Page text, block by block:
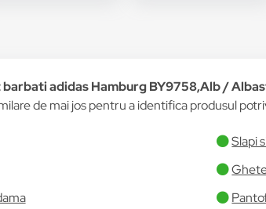
adidas Hamburg BY9758,Alb /
de mai jos pentru a identifica produsul
Slapi